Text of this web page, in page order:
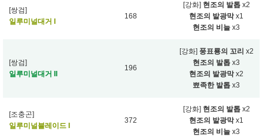
[쌍검]
일루미널대거 I
168
[강화] 현조의 발톱x2
현조의 발광막x1
현조의 비늘 x3
[쌍검]
일루미널대거 II
196
[강화] 풍표룡의 꼬리 x2
현조의 발톱 x3
현조의 발광막x2
뾰족한 발톱 x3
[조충곤]
일루미널블레이드 I
372
[강화] 현조의 발톱x2
현조의 발광막x1
현조의 비늘 x3